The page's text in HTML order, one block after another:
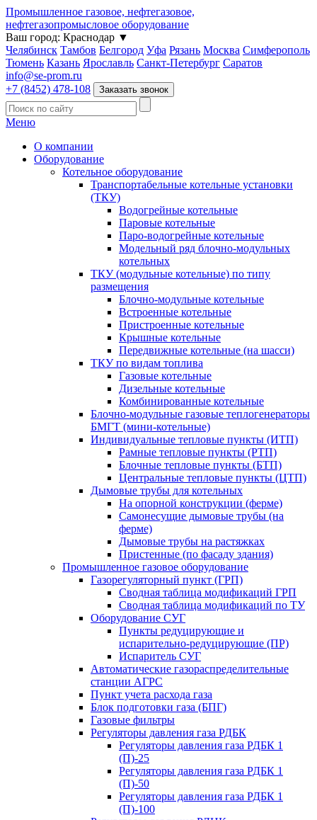
Промышленное газовое, нефтегазовое,
нефтегазопромысловое оборудование
Ваш город: Краснодар ▼
Челябинск Тамбов Белгород Уфа Рязань Москва Симферополь
Тюмень Казань Ярославль Санкт-Петербург Саратов
info@se-prom.ru
+7 (8452) 478-108
Заказать звонок
Меню
О компании
Оборудование
Котельное оборудование
Транспортабельные котельные установки
(ТКУ)
Водогрейные котельные
Паровые котельные
Паро-водогрейные котельные
Модельный ряд блочно-модульных
котельных
ТКУ (модульные котельные) по типу
размещения
Блочно-модульные котельные
Встроенные котельные
Пристроенные котельные
Крышные котельные
Передвижные котельные (на шасси)
ТКУ по видам топлива
Газовые котельные
Дизельные котельные
Комбинированные котельные
Блочно-модульные газовые теплогенераторы
БМГТ (мини-котельные)
Индивидуальные тепловые пункты (ИТП)
Рамные тепловые пункты (РТП)
Блочные тепловые пункты (БТП)
Центральные тепловые пункты (ЦТП)
Дымовые трубы для котельных
На опорной конструкции (ферме)
Самонесущие дымовые трубы (на
ферме)
Дымовые трубы на растяжках
Пристенные (по фасаду здания)
Промышленное газовое оборудование
Газорегуляторный пункт (ГРП)
Сводная таблица модификаций ГРП
Сводная таблица модификаций по ТУ
Оборудование СУГ
Пункты редуцирующие и
испарительно-редуцирующие (ПР)
Испаритель СУГ
Автоматические газораспределительные
станции АГРС
Пункт учета расхода газа
Блок подготовки газа (БПГ)
Газовые фильтры
Регуляторы давления газа РДБК
Регуляторы давления газа РДБК 1
(П)-25
Регуляторы давления газа РДБК 1
(П)-50
Регуляторы давления газа РДБК 1
(П)-100